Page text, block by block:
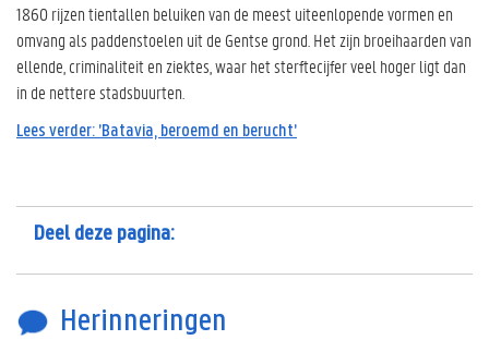
1860 rijzen tientallen beluiken van de meest uiteenlopende vormen en
omvang als paddenstoelen uit de Gentse grond. Het zijn broeihaarden van
ellende, criminaliteit en ziektes, waar het sterftecijfer veel hoger ligt dan
in de nettere stadsbuurten.
Lees verder: 'Batavia, beroemd en berucht'
Deel deze pagina:
Herinneringen